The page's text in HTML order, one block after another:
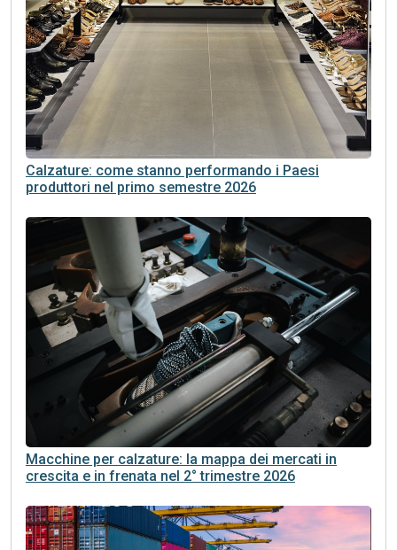
Calzature: come stanno performando i Paesi
produttori nel primo semestre 2026
Macchine per calzature: la mappa dei mercati in
crescita e in frenata nel 2° trimestre 2026